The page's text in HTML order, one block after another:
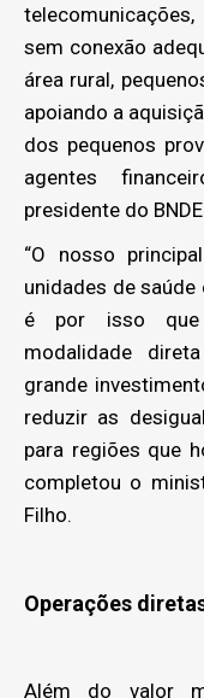
sem conexão
área rural,
apoiando a
dos pequenos
agentes
presidente do
“O nosso
unidades de
é por isso que
modalidade
grande
reduzir as
para regiões que
completou o
Filho.
Operações
Além do valor